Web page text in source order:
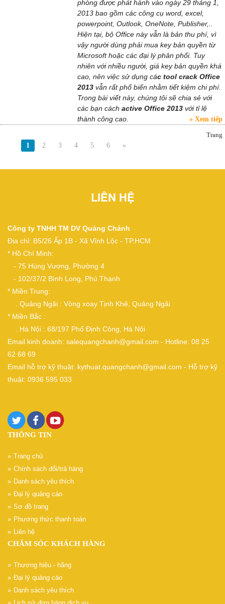
phòng được phát hành vào ngày 29 tháng 1,
2013 bao gồm các công cụ word, excel,
powerpoint, Outlook, OneNote, Publisher,..
Hiện tại, bộ Office này vẫn là bản thu phí, vì
vậy người dùng phải mua key bản quyền từ
Microsoft hoặc các đại lý phân phối. Tuy
nhiên với nhiều người, giá key bản quyền khá
cao, nên việc sử dụng các tool crack Office
2013vẫn rất phổ biến nhằm tiết kiệm chi phí.
Trong bài viết này, chúng tôi sẽ chia sẻ với
các bạn cáchactive Office 2013 với tỉ lệ
thành công cao.
Xem tiếp
Trang
1
2 3 4 5 6 »
LIÊN HỆ
Công ty TNHH TM DV Quảng Chánh
Địa chỉ: B5/26 Ấp 1B - Xã Vĩnh Lộc - TP.HCM
* Hồ Chí Minh:
- 75 Hùng Vương, Phường 4
- 102/37/2 Bình Long, Phú Thạnh
* Miền Trung:
. Quảng Ngãi : Vòng xoay Tịnh Khê, Quảng Ngãi
* Miền Bắc :
. Hà Nội : 68/197 Phố Định Công, Hà Nội
Email kinh doanh: salequangchanh@gmail.com - Hotline: 08 25
62 68 69
Email hỗ trợ kỹ thuật: kythuat.quangchanh@gmail.com - Hỗ trợ kỹ
thuật: 0936 595 033
THÔNG TIN
Trang chủ
Chính sách đổi/trả hàng
Danh sách yêu thích
Đại lý quảng cáo
Sơ đồ trang
Phương thức thanh toán
Liên hệ
CHĂM SÓC KHÁCH HÀNG
Thương hiệu - hãng
Đại lý quảng cáo
Danh sách yêu thích